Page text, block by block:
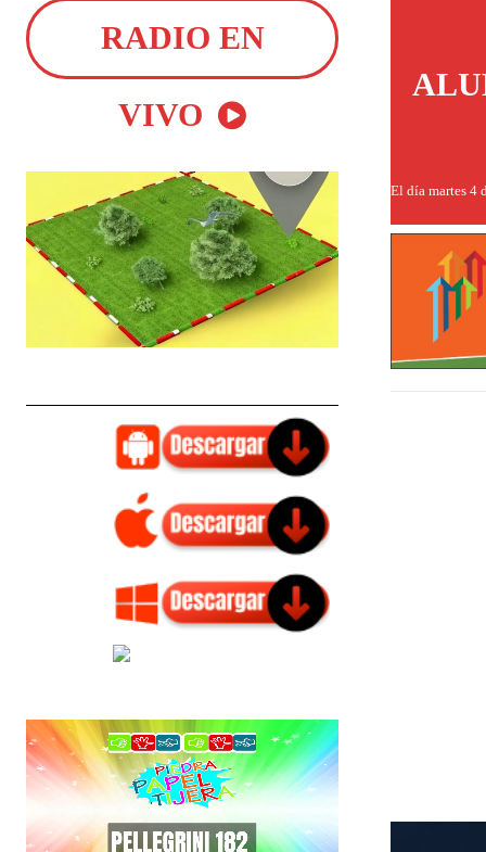
RADIO EN
VIVO
El día martes 4